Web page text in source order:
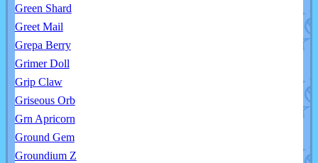
Green Shard
Greet Mail
Grepa Berry
Grimer Doll
Grip Claw
Griseous Orb
Grn Apricorn
Ground Gem
Groundium Z